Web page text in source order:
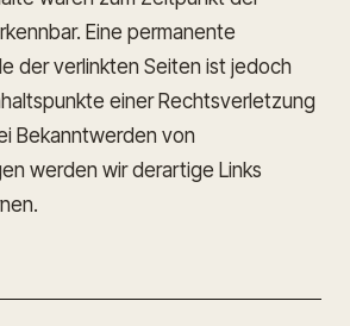
Eine permanente
der verlinkten Seiten ist jedoch
einer Rechtsverletzung
Bekanntwerden von
werden wir derartige Links